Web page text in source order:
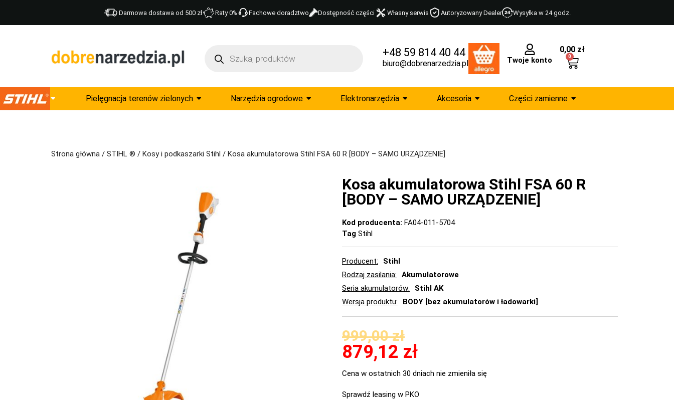
Darmowa dostawa od 500 zł Raty 0% Fachowe doradztwo Dostępność części Własny serwis Autoryzowany Dealer Wysyłka w 24 godz.
+48 59 814 40 44
biuro@dobrenarzedzia.pl Twoje konto
0,00 zł
0
Pielęgnacja terenów zielonych Narzędzia ogrodowe Elektronarzędzia Akcesoria Części zamienne
Strona główna / STIHL ® / Kosy i podkaszarki Stihl / Kosa akumulatorowa Stihl FSA 60 R [BODY – SAMO URZĄDZENIE]
Kosa akumulatorowa Stihl FSA 60 R
[BODY – SAMO URZĄDZENIE]
Kod producenta: FA04-011-5704
Tag Stihl
Producent
Stihl
Rodzaj zasilania
Akumulatorowe
Seria akumulatorów
Stihl AK
Wersja produktu
BODY [bez akumulatorów i ładowarki]
999,00zł
879,12 zł
Cena w ostatnich 30 dniach nie zmieniła się
Sprawdź leasing w PKO